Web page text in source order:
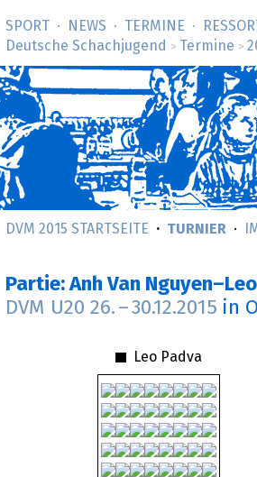
SPORT NEWS TERMINE
Deutsche Schachjugend
> Termine >
DVM 2015 STARTSEITE TURNIER
Partie: Anh Van
DVM U20 26. –30.12.2015 in
Leo Padva